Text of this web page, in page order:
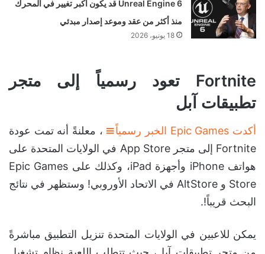
Unreal Engine 6 قد يكون أكبر تغيير في المحرك
منذ أكثر من عقد وموعد إصدار مبدئي
18 يونيو، 2026
Fortnite تعود رسمياً إلى متجر
تطبيقات آبل
أكدت Epic Games الخبر رسمياً
، معلنةً أنه تمت عودة
Fortnite إلى متجر App Store في الولايات المتحدة على
هواتف iPhone وأجهزة iPad، وكذلك على Epic Games
Store و AltStore في الاتحاد الأوروبي! وستظهر في نتائج
البحث قريباً!.
يمكن للاعبين في الولايات المتحدة تنزيل التطبيق مباشرةً